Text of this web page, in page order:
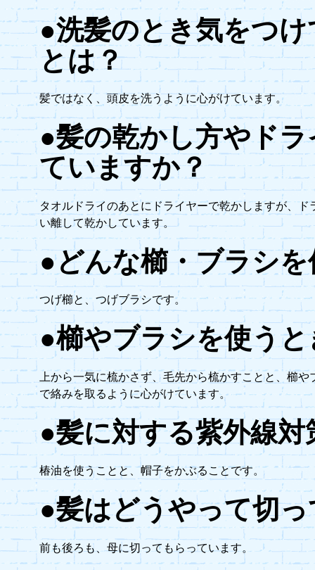
●洗髪のとき気をつ
とは？
髪ではなく、頭皮を洗うように心がけています。
●髪の乾かし方やド
ていますか？
タオルドライのあとにドライヤーで乾かしますが、ド
い離して乾かしています。
●どんな櫛・ブラシ
つげ櫛と、つげブラシです。
●櫛やブラシを使う
上から一気に梳かさず、毛先から梳かすことと、櫛
で絡みを取るように心がけています。
●髪に対する紫外線
椿油を使うことと、帽子をかぶることです。
●髪はどうやって切
前も後ろも、母に切ってもらっています。